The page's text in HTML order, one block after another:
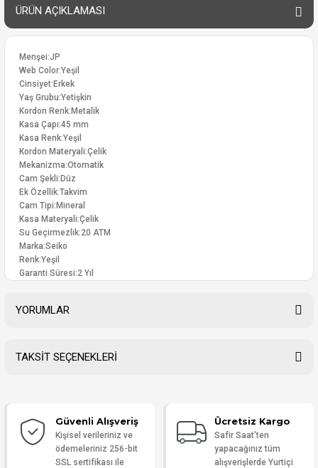
ÜRÜN AÇIKLAMASI
Menşei:JP
Web Color:Yeşil
Cinsiyet:Erkek
Yaş Grubu:Yetişkin
Kordon Renk:Metalik
Kasa Çapı:45 mm
Kasa Renk:Yeşil
Kordon Materyali:Çelik
Mekanizma:Otomatik
Cam Şekli:Düz
Ek Özellik:Takvim
Cam Tipi:Mineral
Kasa Materyali:Çelik
Su Geçirmezlik:20 ATM
Marka:Seiko
Renk:Yeşil
Garanti Süresi:2 Yıl
YORUMLAR
Yorum Yaz
TAKSİT SEÇENEKLERİ
Güvenli Alışveriş
Kişisel verileriniz ve
ödemeleriniz 256-bit
SSL sertifikası ile
Ücretsiz Kargo
Safir Saat'ten
yapacağınız tüm
alışverişlerde Yurtiçi